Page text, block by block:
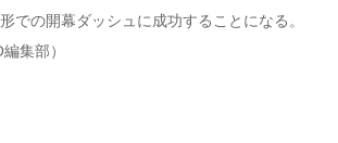
での開幕ダッシュに成功することになる。
集部）